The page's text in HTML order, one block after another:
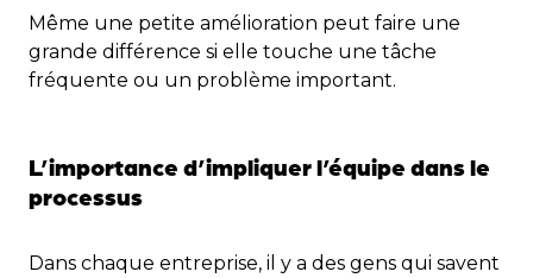
Même une petite amélioration peut faire une
grande différence si elle touche une tâche
fréquente ou un problème important.
L’importance d’impliquer l’équipe dans le
processus
Dans chaque entreprise, il y a des gens qui savent